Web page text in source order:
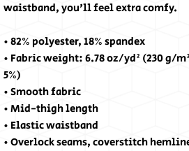
waistband, you'll feel extra comfy.
• 82% polyester, 18% spandex
• Fabric weight: 6.78 oz/yd² (230 g/
5%)
• Smooth fabric
• Mid-thigh length
• Elastic waistband
• Overlock seams, coverstitch